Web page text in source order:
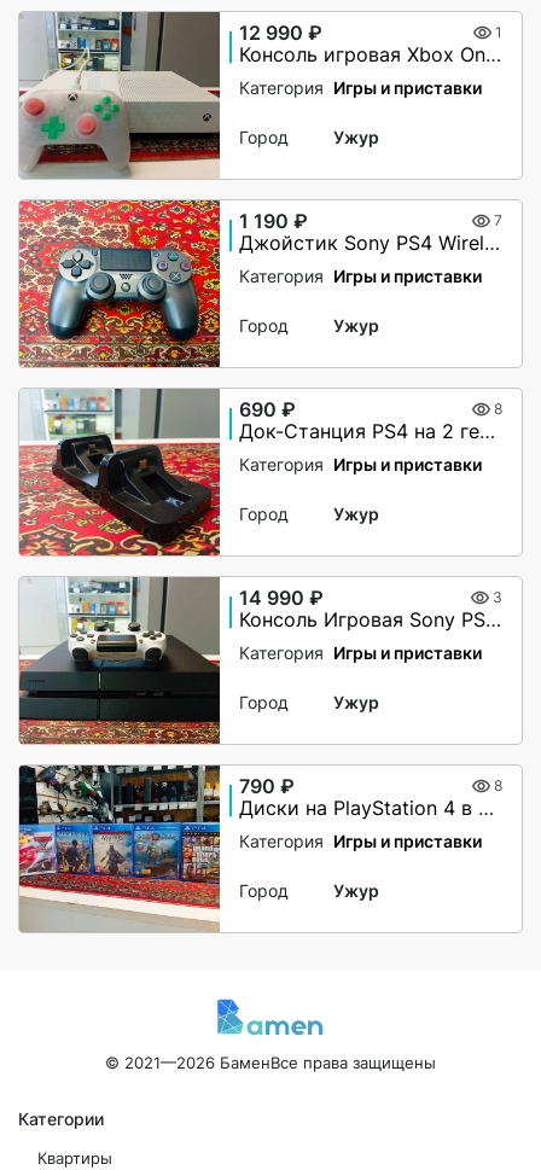
12 990 ₽ 1
Консоль игровая Xbox One S 1000 Gb
Категория Игры и приставки
Город Ужур
1 190 ₽ 7
Джойстик Sony PS4 Wireless Controller
Категория Игры и приставки
Город Ужур
690 ₽ 8
Док-Станция PS4 на 2 геймпада
Категория Игры и приставки
Город Ужур
14 990 ₽ 3
Консоль Игровая Sony PS4 FAT 500 Gb (прошитая)
Категория Игры и приставки
Город Ужур
790 ₽ 8
Диски на PlayStation 4 в ассортименте
Категория Игры и приставки
Город Ужур
© 2021—2026 БаменВсе права защищены
Категории
Квартиры